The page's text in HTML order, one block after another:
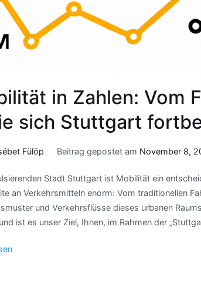
in Zahlen: Vom
sich Stuttgart
Fülöp Beitrag gepostet am November 8,
Stadt Stuttgart ist Mobilität ein
an Verkehrsmitteln enorm: Vom traditionellen
und Verkehrsflüsse dieses urbanen
ist es unser Ziel, Ihnen, im Rahmen der